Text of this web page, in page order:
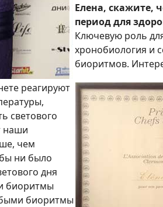
Елена, скажите,
период для
Ключевую роль
хронобиология и
биоритмов.
реагируют
светового
наши
чем
ни было
дня
биоритмы
биоритмы